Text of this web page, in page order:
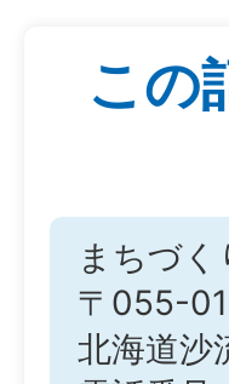
この
まちづ
〒055-
北海道沙